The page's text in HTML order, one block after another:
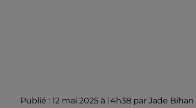
Publié : 12 mai 2025 à 14h38 par Jade Bihan